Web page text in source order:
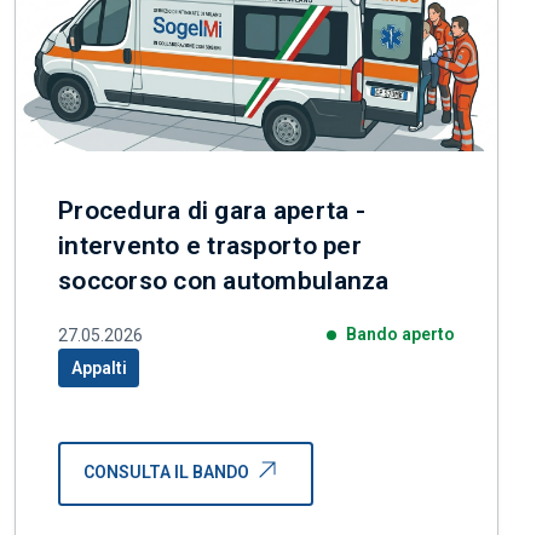
Procedura di gara aperta -
intervento e trasporto per
soccorso con autombulanza
27.05.2026 Bando aperto
Categoria correlata:
Appalti
CONSULTA IL BANDO